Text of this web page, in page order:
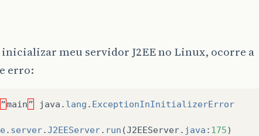
inicializar meu servidor J2EE no Linux, ocorre a
erro:
“main” java . lang . ExceptionInInitializerError
. server.J2EEServer. run (J2EEServer. java : 175)